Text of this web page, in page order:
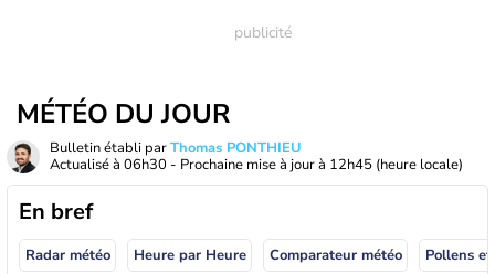
MÉTÉO DU JOUR
Bulletin établi parThomas PONTHIEU
Actualisé à 06h30 - Prochaine mise à jour à 12h45 (heure locale)
En bref
Radar météo Heure par Heure Comparateur météo Pollens